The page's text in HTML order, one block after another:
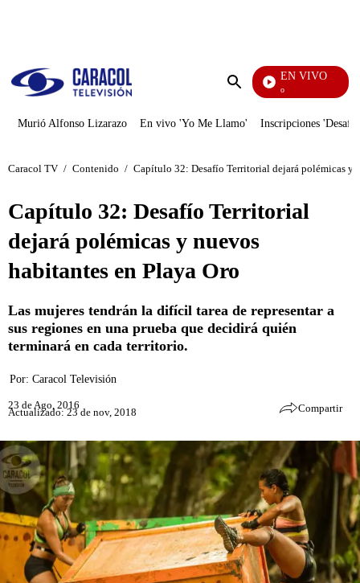
Enviar
EN VIVO
Yo Me Llamo
Murió Alfonso Lizarazo En vivo 'Yo Me Llamo' Inscripciones
Caracol TV / Contenido / Capítulo 32: Desafío Territorial dejará polémicas y
Capítulo 32: Desafío Territorial
dejará polémicas y nuevos
habitantes en Playa Oro
Las mujeres tendrán la difícil tarea de representar a
sus regiones en una prueba que decidirá quién
terminará en cada territorio.
Por: Caracol Televisión
23 de Ago, 2016
Actualizado: 23 de nov, 2018 Compartir